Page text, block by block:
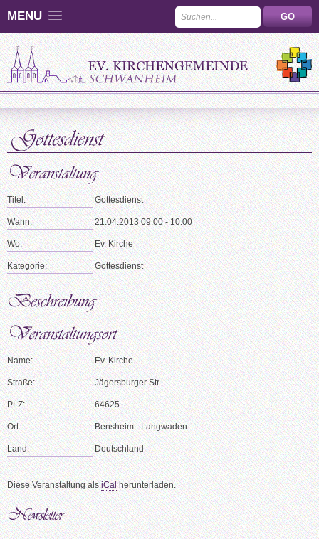
MENU
Titel: Gottesdienst
Wann: 21.04.2013 09:00 - 10:00
Wo: Ev. Kirche
Kategorie: Gottesdienst
Name: Ev. Kirche
Straße: Jägersburger Str.
PLZ: 64625
Ort: Bensheim - Langwaden
Land: Deutschland
Diese Veranstaltung alsiCalherunterladen.